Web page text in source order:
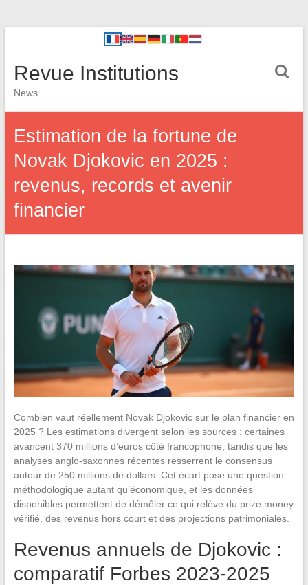
Revue Institutions
News
Estimation de la fortune de
Novak Djokovic en 2025 :
revenus, records et avenir
financier
Combien vaut réellement Novak Djokovic sur le plan financier en
2025 ? Les estimations divergent selon les sources : certaines
avancent 370 millions d’euros côté francophone, tandis que les
analyses anglo-saxonnes récentes resserrent le consensus
autour de 250 millions de dollars. Cet écart pose une question
méthodologique autant qu’économique, et les données
disponibles permettent de démêler ce qui relève du prize money
vérifié, des revenus hors court et des projections patrimoniales.
Revenus annuels de Djokovic :
comparatif Forbes 2023-2025